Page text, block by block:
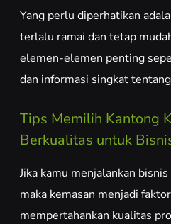
Yang perlu diperhatikan
terlalu ramai dan tetap
elemen-elemen penting
dan informasi singkat
Tips Memilih Kantong
Berkualitas untuk
Jika kamu menjalankan
maka kemasan menjadi
mempertahankan kualitas